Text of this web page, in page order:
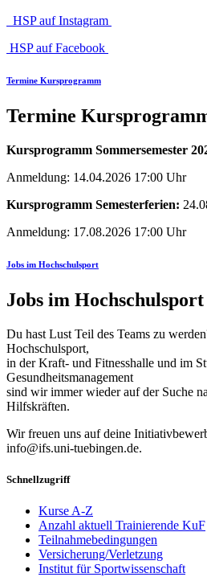
HSP auf Instagram
HSP auf Facebook
Termine Kursprogramm
Termine
Kursprogramm Sommersemester
Anmeldung: 14.04.2026 17:00 Uhr
Kursprogramm Semesterferien:
Anmeldung: 17.08.2026 17:00 Uhr
Jobs im Hochschulsport
Jobs im Hochschulsport
Du hast Lust Teil des Teams zu
Hochschulsport,
in der Kraft- und Fitnesshalle und im
Gesundheitsmanagement
sind wir immer wieder auf der Suche
Hilfskräften.
Wir freuen uns auf deine
info@ifs.uni-tuebingen.de.
Schnellzugriff
Kurse A-Z
Anzahl aktuell Trainierende KuF
Teilnahmebedingungen
Versicherung/Verletzung
Institut für Sportwissenschaft